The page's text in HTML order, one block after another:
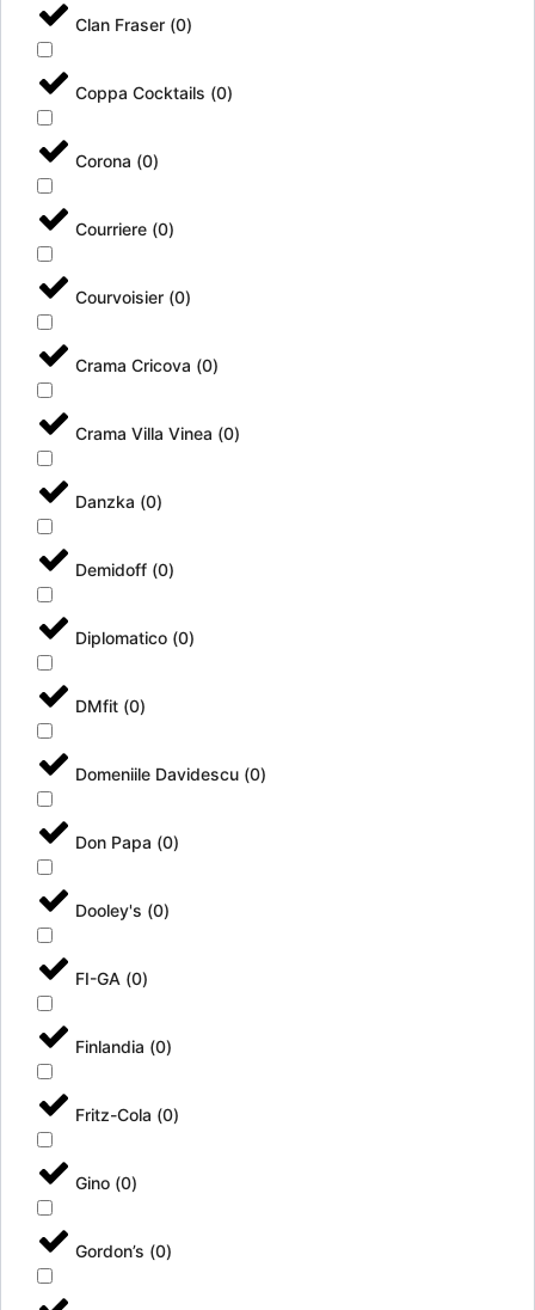
Clan Fraser (0)
Coppa Cocktails (0)
Corona (0)
Courriere (0)
Courvoisier (0)
Crama Cricova (0)
Crama Villa Vinea (0)
Danzka (0)
Demidoff (0)
Diplomatico (0)
DMfit (0)
Domeniile Davidescu (0)
Don Papa (0)
Dooley's (0)
FI-GA (0)
Finlandia (0)
Fritz-Cola (0)
Gino (0)
Gordon’s (0)